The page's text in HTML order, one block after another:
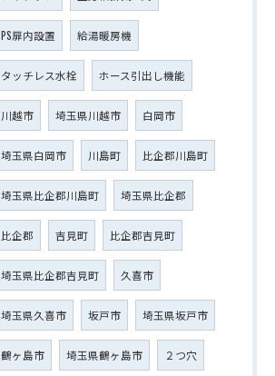
PS扉内設置 給湯暖房機
タッチレス水栓 ホース引出し機能
川越市 埼玉県川越市 白岡市
埼玉県白岡市 川島町 比企郡川島町
埼玉県比企郡川島町 埼玉県比企郡
比企郡 吉見町 比企郡吉見町
埼玉県比企郡吉見町 久喜市
埼玉県久喜市 坂戸市 埼玉県坂戸市
鶴ヶ島市 埼玉県鶴ヶ島市 ２つ穴